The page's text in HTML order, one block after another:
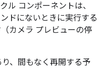
ル コンポーネントは、
ドにないときに実行する
カメラ プレビューの停
、間もなく再開する予